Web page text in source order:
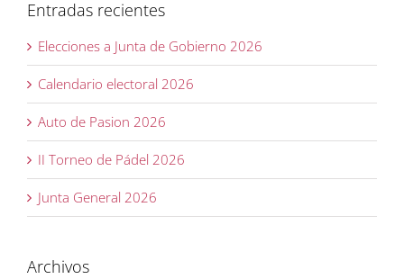
Entradas recientes
Elecciones a Junta de Gobierno 2026
Calendario electoral 2026
Auto de Pasion 2026
II Torneo de Pádel 2026
Junta General 2026
Archivos